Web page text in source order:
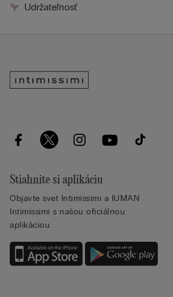
Udržateľnosť
Stiahnite si aplikáciu
Objavte svet Intimissimi a IUMAN
Intimissimi s našou oficiálnou
aplikáciou.